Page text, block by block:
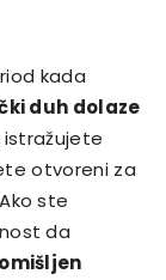
kada
duh dolaze
istražujete
otvoreni za
ste
da